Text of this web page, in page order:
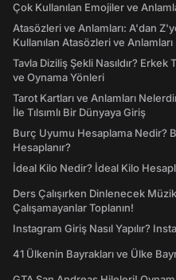
Çok Kullanılan Emojiler ve
Atasözleri ve Anlamları: A'dan
Kullanılan Atasözleri ve Anlamları
Tavla Diziliş Şekli Nasıldır? Erkek
ve Oynama Yönleri
Tarot Kartları ve Anlamları
İle Tılsımlı Bir Dünyaya Giriş
Burç Uyumu Hesaplama Nedir?
Hesaplanır?
İdeal Kilo Nedir? İdeal Kilo
Ders Çalışırken Dinlenecek
Çalışamayanlar Toplanın!
Instagram Giriş Nasıl Yapılır?
41 Ülkenin Bayrakları ve Ülke